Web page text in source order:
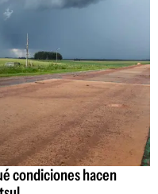
condiciones hacen